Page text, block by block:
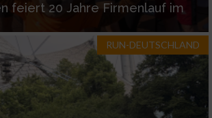
feiert 20 Jahre Firmenlauf im
RUN-DEUTSCHLAND